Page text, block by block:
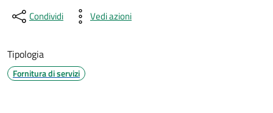
Condividi Vedi azioni
Tipologia
Fornitura di servizi